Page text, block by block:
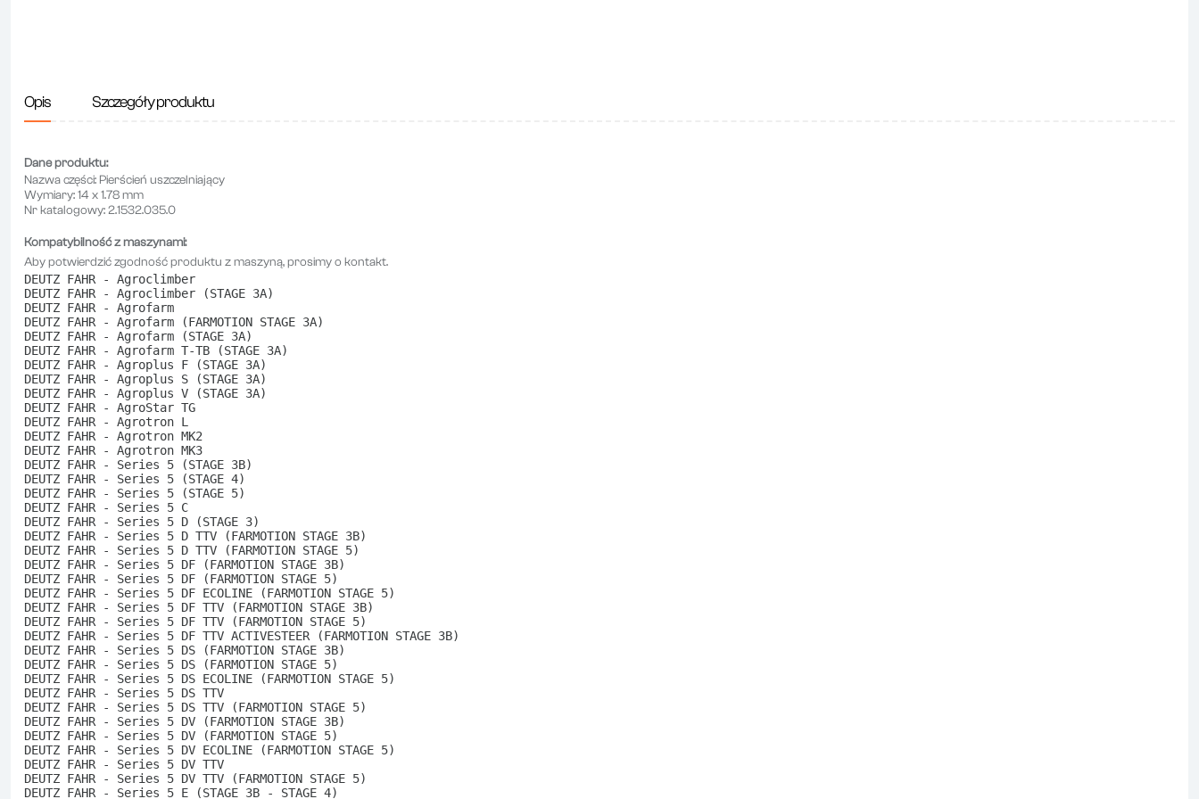
Opis Szczegóły produktu
Dane produktu:
Nazwa części: Pierścień uszczelniający
Wymiary:14 x 1.78 mm
Nr katalogowy:2.1532.035.0
Kompatybilność z maszynami:
Aby potwierdzić zgodność produktu z maszyną, prosimy o kontakt.
DEUTZ FAHR - Agroclimber
DEUTZ FAHR - Agroclimber (STAGE 3A)
DEUTZ FAHR - Agrofarm
DEUTZ FAHR - Agrofarm (FARMOTION STAGE 3A)
DEUTZ FAHR - Agrofarm (STAGE 3A)
DEUTZ FAHR - Agrofarm T-TB (STAGE 3A)
DEUTZ FAHR - Agroplus F (STAGE 3A)
DEUTZ FAHR - Agroplus S (STAGE 3A)
DEUTZ FAHR - Agroplus V (STAGE 3A)
DEUTZ FAHR - AgroStar TG
DEUTZ FAHR - Agrotron L
DEUTZ FAHR - Agrotron MK2
DEUTZ FAHR - Agrotron MK3
DEUTZ FAHR - Series 5 (STAGE 3B)
DEUTZ FAHR - Series 5 (STAGE 4)
DEUTZ FAHR - Series 5 (STAGE 5)
DEUTZ FAHR - Series 5 C
DEUTZ FAHR - Series 5 D (STAGE 3)
DEUTZ FAHR - Series 5 D TTV (FARMOTION STAGE 3B)
DEUTZ FAHR - Series 5 D TTV (FARMOTION STAGE 5)
DEUTZ FAHR - Series 5 DF (FARMOTION STAGE 3B)
DEUTZ FAHR - Series 5 DF (FARMOTION STAGE 5)
DEUTZ FAHR - Series 5 DF ECOLINE (FARMOTION STAGE 5)
DEUTZ FAHR - Series 5 DF TTV (FARMOTION STAGE 3B)
DEUTZ FAHR - Series 5 DF TTV (FARMOTION STAGE 5)
DEUTZ FAHR - Series 5 DF TTV ACTIVESTEER (FARMOTION STAGE 3B)
DEUTZ FAHR - Series 5 DS (FARMOTION STAGE 3B)
DEUTZ FAHR - Series 5 DS (FARMOTION STAGE 5)
DEUTZ FAHR - Series 5 DS ECOLINE (FARMOTION STAGE 5)
DEUTZ FAHR - Series 5 DS TTV
DEUTZ FAHR - Series 5 DS TTV (FARMOTION STAGE 5)
DEUTZ FAHR - Series 5 DV (FARMOTION STAGE 3B)
DEUTZ FAHR - Series 5 DV (FARMOTION STAGE 5)
DEUTZ FAHR - Series 5 DV ECOLINE (FARMOTION STAGE 5)
DEUTZ FAHR - Series 5 DV TTV
DEUTZ FAHR - Series 5 DV TTV (FARMOTION STAGE 5)
DEUTZ FAHR - Series 5 E (STAGE 3B - STAGE 4)